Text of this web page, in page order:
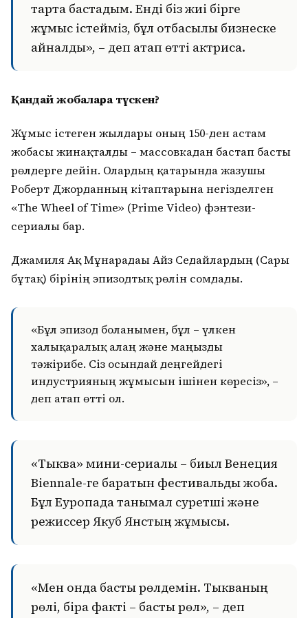
тарта бастадым. Енді біз жиі бірге
жұмыс істейміз, бұл отбасылық бизнеске
айналды», – деп атап өтті актриса.
Қандай жобаларға түскен?
Жұмыс істеген жылдары оның 150-ден астам
жобасы жинақталды – массовкадан бастап басты
рөлдерге дейін. Олардың қатарында жазушы
Роберт Джорданның кітаптарына негізделген
«The Wheel of Time» (Prime Video) фэнтези-
сериалы бар.
Джамиля Ақ Мұнарадағы Айз Седайлардың (Сары
бұтақ) бірінің эпизодтық рөлін сомдады.
«Бұл эпизод болғанымен, бұл – үлкен
халықаралық алаң және маңызды
тәжірибе. Сіз осындай деңгейдегі
индустрияның жұмысын ішінен көресіз», –
деп атап өтті ол.
«Тыква» мини-сериалы – биыл Венеция
Biennale-ге баратын фестивальдық жоба.
Бұл Еуропада танымал суретші және
режиссер Якуб Янстың жұмысы.
«Мен онда басты рөлдемін. Тыкваның
рөлі, бірақ факті – басты рөл», – деп